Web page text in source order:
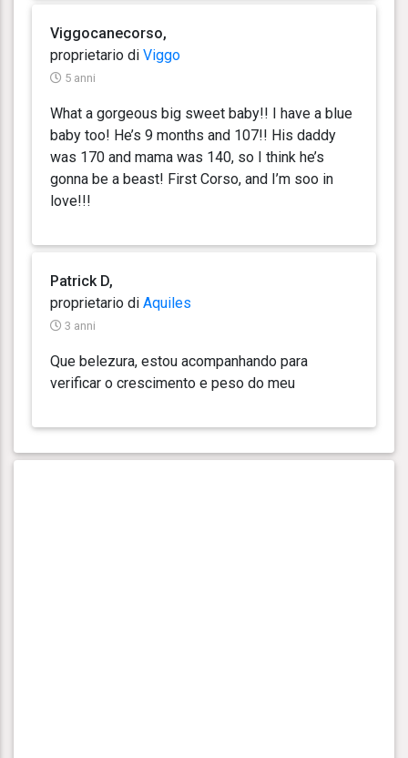
Viggocanecorso,
proprietario di Viggo
5 anni
What a gorgeous big sweet baby!! I have a blue
baby too! He’s 9 months and 107!! His daddy
was 170 and mama was 140, so I think he’s
gonna be a beast! First Corso, and I’m soo in
love!!!
Patrick D,
proprietario di Aquiles
3 anni
Que belezura, estou acompanhando para
verificar o crescimento e peso do meu